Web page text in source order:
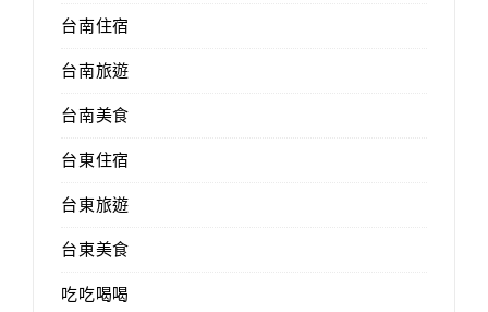
台南住宿
台南旅遊
台南美食
台東住宿
台東旅遊
台東美食
吃吃喝喝